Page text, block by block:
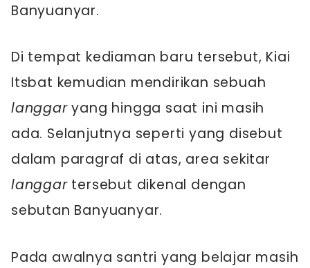
Banyuanyar.
Di tempat kediaman baru tersebut, Kiai
Itsbat kemudian mendirikan sebuah
langgaryang hingga saat ini masih
ada. Selanjutnya seperti yang disebut
dalam paragraf di atas, area sekitar
langgartersebut dikenal dengan
sebutan Banyuanyar.
Pada awalnya santri yang belajar masih